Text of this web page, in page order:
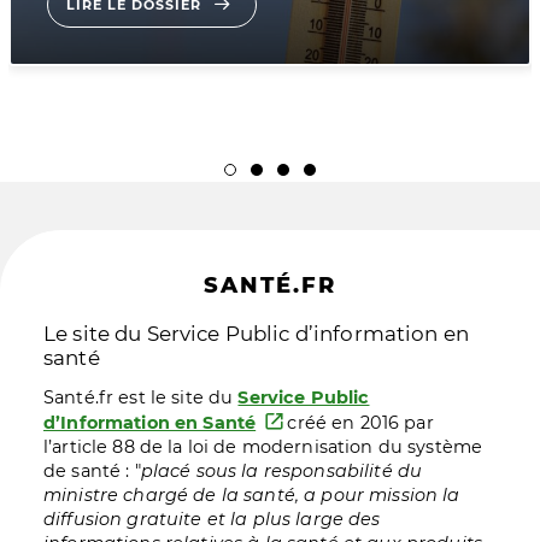
LIRE LE DOSSIER
Slide 1Slide 2Slide 3Slide 4
SANTÉ.FR
Le site du Service Public d’information en
santé
Santé.fr est le site duService Public
d’Information en Santé
créé en 2016 par
l’article 88 de la loi de modernisation du système
de santé : "placé sous la responsabilité du
ministre chargé de la santé, a pour mission la
diffusion gratuite et la plus large des